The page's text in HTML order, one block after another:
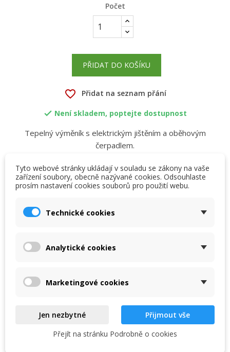
Počet
PŘIDAT DO KOŠÍKU
favorite_border Přidat na seznam přání
 Není skladem, poptejte dostupnost
Tepelný výměník s elektrickým jištěním a oběhovým
čerpadlem.
lázních nebo při podlahovém vytápění. Optimální je použití
tohoto celonerezového výměníku při ohřevu vody
navržena s ohledem na omezení průtoku tak, aby v
maximální míře zajistil přívod tepla a zároveň byl
Tepelné výměníky - kompaktní jednotky. Pouze na
objednání. Výměníková kompaktní jednotka - sestaveno z:
Tepelného výměníku ( vývody šroubením mosaz/plast
1,5"/50 mm. Oběhového čerpadla Wilo ( na primárním
add_circle_outline Create new list
Zrušit Vytvořit seznam přání
Tyto webové stránky ukládají v souladu se zákony na vaše
zařízení soubory, obecně nazývané cookies. Odsouhlaste
prosím nastavení cookies souborů pro použití webu.
Technické cookies
Analytické cookies
Marketingové cookies
Jen nezbytné
Přijmout vše
Přejít na stránku Podrobně o cookies